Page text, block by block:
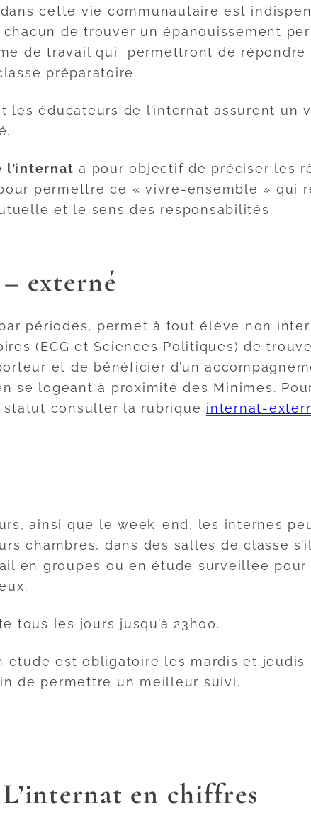
dans cette vie communautaire est
de trouver un épanouissement
de travail qui permettront de répondre
préparatoire.
les éducateurs de l’internat assurent un
l’internat a pour objectif de préciser les
permettre ce « vivre-ensemble » qui
et le sens des responsabilités.
externé
périodes, permet à tout élève non
(ECG et Sciences Politiques) de
et de bénéficier d’un
se logeant à proximité des Minimes.
statut consulter la rubrique internat-
ainsi que le week-end, les internes
chambres, dans des salles de classe
en groupes ou en étude surveillée pour
tous les jours jusqu’à 23h00.
étude est obligatoire les mardis et jeudis
de permettre un meilleur suivi.
L’internat en chiffres